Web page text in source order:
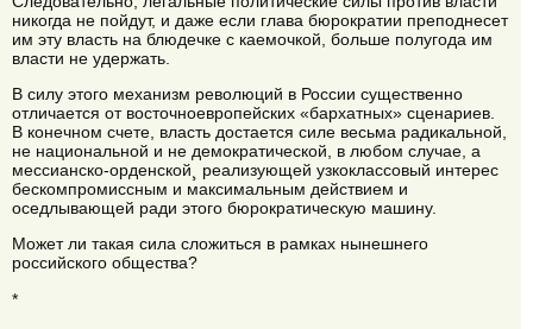
никогда не пойдут, и даже если глава бюрократии преподнесет
им эту власть на блюдечке с каемочкой, больше полугода им
власти не удержать.
В силу этого механизм революций в России существенно
отличается от восточноевропейских «бархатных» сценариев.
В конечном счете, власть достается силе весьма радикальной,
не национальной и не демократической, в любом случае, а
мессианско-орденской¸ реализующей узкоклассовый интерес
бескомпромиссным и максимальным действием и
оседлывающей ради этого бюрократическую машину.
Может ли такая сила сложиться в рамках нынешнего
российского общества?
*